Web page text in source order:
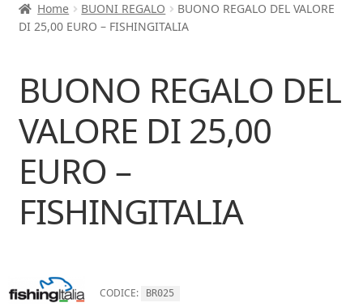
Home BUONI REGALO
BUONO REGALO DEL VALORE
DI 25,00 EURO – FISHINGITALIA
BUONO REGALO DEL
VALORE DI 25,00
EURO –
FISHINGITALIA
CODICE: BR025